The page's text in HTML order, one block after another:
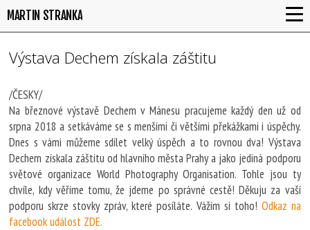
MARTIN STRANKA
Výstava Dechem získala záštitu
/ČESKY/
Na březnové výstavě Dechem v Mánesu pracujeme každý den už od
srpna 2018 a setkáváme se s menšími či většími překážkami i úspěchy.
Dnes s vámi můžeme sdílet velký úspěch a to rovnou dva! Výstava
Dechem získala záštitu od hlavního města Prahy a jako jediná podporu
světové organizace World Photography Organisation. Tohle jsou ty
chvíle, kdy věříme tomu, že jdeme po správné cestě! Děkuju za vaší
podporu skrze stovky zpráv, které posíláte. Vážím si toho! Odkaz na
facebook událost ZDE.